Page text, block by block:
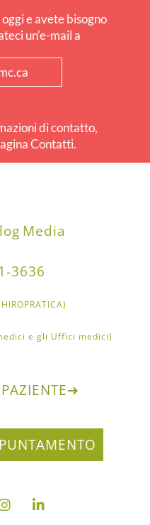
e avete bisogno
un'e-mail a
di contatto,
Contatti.
Media
3636
e gli Uffici medici)
➔